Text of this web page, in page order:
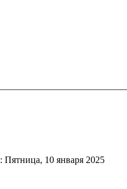
Пятница, 10 января 2025